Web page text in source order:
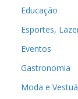
Educação
Esportes,
Eventos
Gastronomia
Moda e